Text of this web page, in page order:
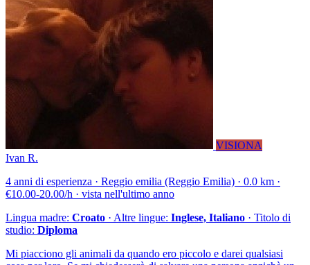
VISIONA
Ivan R.
4 anni di esperienza · Reggio emilia (Reggio Emilia) · 0.0 km ·
€10.00-20.00/h · vista nell'ultimo anno
Lingua madre: Croato · Altre lingue: Inglese, Italiano · Titolo di
studio: Diploma
Mi piacciono gli animali da quando ero piccolo e darei qualsiasi